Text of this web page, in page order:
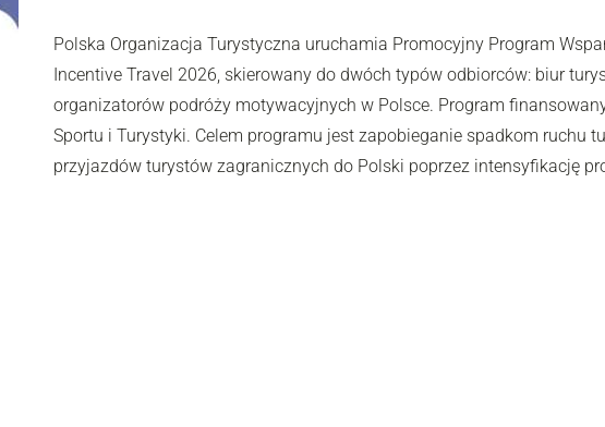
Polska Organizacja Turystyczna uruchamia Promocyjny Program
Incentive Travel 2026, skierowany do dwóch typów odbiorców: biur
organizatorów podróży motywacyjnych w Polsce. Program
Sportu i Turystyki. Celem programu jest zapobieganie spadkom ruchu
przyjazdów turystów zagranicznych do Polski poprzez intensyfikację